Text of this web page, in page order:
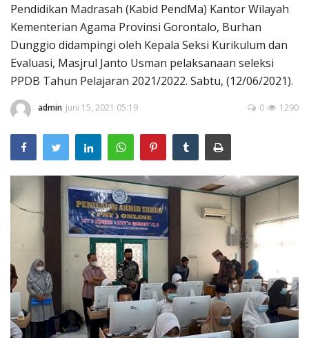
Syarat dan Ketentuan
Aplikasi
Pengumuman
Layanan Publik
Whistleblowing System
Tentang Kami
Pendidikan Madrasah (Kabid PendMa) Kantor Wilayah
Kementerian Agama Provinsi Gorontalo, Burhan
Dunggio didampingi oleh Kepala Seksi Kurikulum dan
Evaluasi, Masjrul Janto Usman pelaksanaan seleksi
PPDB Tahun Pelajaran 2021/2022. Sabtu, (12/06/2021).
admin Juni 15, 2021 05:19 1290
0